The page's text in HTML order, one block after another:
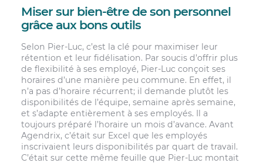
Miser sur bien-être de son personnel
grâce aux bons outils
Selon Pier-Luc, c’est la clé pour maximiser leur
rétention et leur fidélisation. Par soucis d’offrir plus
de flexibilité à ses employé, Pier-Luc conçoit ses
horaires d’une manière peu commune. En effet, il
n’a pas d’horaire récurrent; il demande plutôt les
disponibilités de l’équipe, semaine après semaine,
et s’adapte entièrement à ses employés. Il a
toujours préparé l’horaire un mois d’avance. Avant
Agendrix, c’était sur Excel que les employés
inscrivaient leurs disponibilités par quart de travail.
C’était sur cette même feuille que Pier-Luc montait